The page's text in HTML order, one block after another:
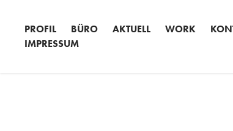
PROFIL BÜRO AKTUELL WORK
IMPRESSUM